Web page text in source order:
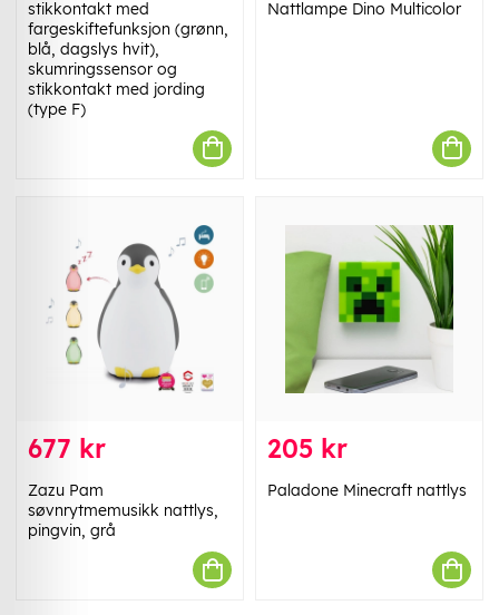
stikkontakt med
fargeskiftefunksjon (grønn,
blå, dagslys hvit),
skumringssensor og
stikkontakt med jording
(type F)
Nattlampe Dino Multicolor
677 kr
Zazu Pam
søvnrytmemusikk nattlys,
pingvin, grå
205 kr
Paladone Minecraft nattlys